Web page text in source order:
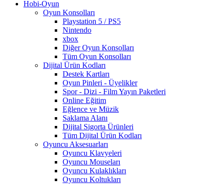
Hobi-Oyun
Oyun Konsolları
Playstation 5 / PS5
Nintendo
xbox
Diğer Oyun Konsolları
Tüm Oyun Konsolları
Dijital Ürün Kodları
Destek Kartları
Oyun Pinleri - Üyelikler
Spor - Dizi - Film Yayın Paketleri
Online Eğitim
Eğlence ve Müzik
Saklama Alanı
Dijital Sigorta Ürünleri
Tüm Dijital Ürün Kodları
Oyuncu Aksesuarları
Oyuncu Klavyeleri
Oyuncu Mouseları
Oyuncu Kulaklıkları
Oyuncu Koltukları